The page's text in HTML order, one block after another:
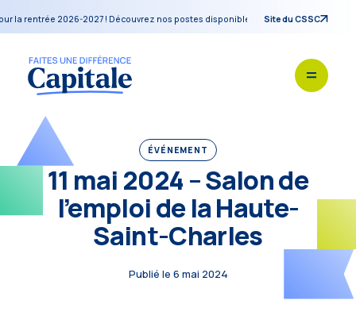
rentrée 2026-2027 ! Découvrez nos postes disponibles pendant notre blitz de
Site du CSSC
ÉVÉNEMENT
11 mai 2024 – Salon de
l’emploi de la Haute-
Saint-Charles
Publié le 6 mai 2024